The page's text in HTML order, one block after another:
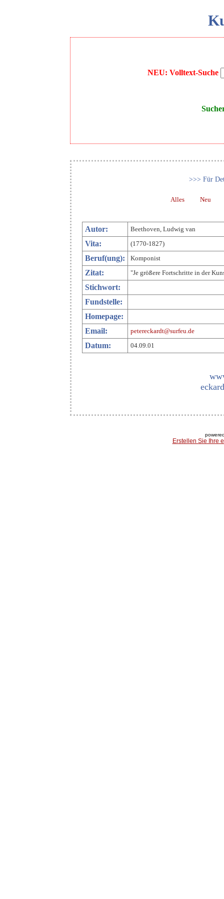
NEU: Volltext-Suche
>>> Für
Alles Neu
Autor: Beethoven, Ludwig van
Vita: (1770-1827)
Beruf(ung): Komponist
Zitat: "Je größere Fortschritte in der
Stichwort:
Fundstelle:
Homepage:
Email:
petereckardt@surfeu.de
Datum: 04.09.01
Erstellen Sie Ihre